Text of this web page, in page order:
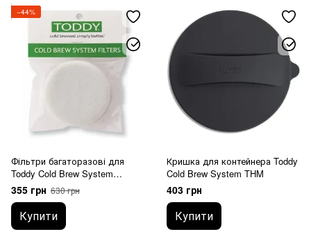
−44%
Фільтри багаторазові для
Toddy Cold Brew System
THMFF2H
355 грн 630 грн
Купити
Кришка для контейнера Toddy
Cold Brew System THM
403 грн
Купити